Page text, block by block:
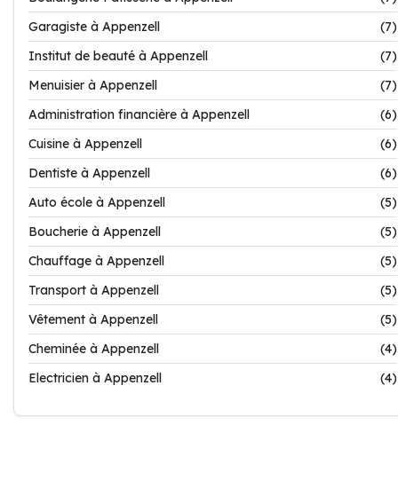
Garagiste à Appenzell
(7)
Institut de beauté à Appenzell
(7)
Menuisier à Appenzell
(7)
Administration financière à Appenzell
(6)
Cuisine à Appenzell
(6)
Dentiste à Appenzell
(6)
Auto école à Appenzell
(5)
Boucherie à Appenzell
(5)
Chauffage à Appenzell
(5)
Transport à Appenzell
(5)
Vêtement à Appenzell
(5)
Cheminée à Appenzell
(4)
Electricien à Appenzell
(4)